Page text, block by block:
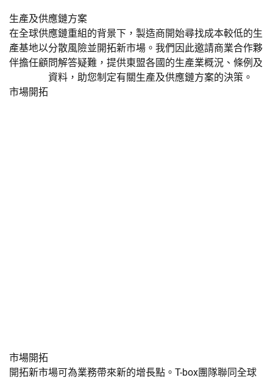
生產及供應鏈方案
在全球供應鏈重組的背景下，製造商開始尋找成本較低的生
產基地以分散風險並開拓新市場。我們因此邀請商業合作夥
伴擔任顧問解答疑難，提供東盟各國的生產業概況、條例及
資料，助您制定有關生產及供應鏈方案的決策。
市場開拓
市場開拓
開拓新市場可為業務帶來新的增長點。T-box團隊聯同全球